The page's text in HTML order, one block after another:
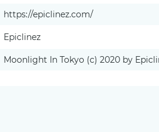
https://epiclinez.com/
Epiclinez
Moonlight In Tokyo (c) 2020 by